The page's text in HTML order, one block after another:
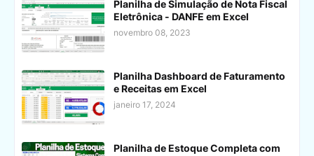
Planilha de Simulação de Nota Fiscal
Eletrônica - DANFE em Excel
novembro 08, 2023
Planilha Dashboard de Faturamento
e Receitas em Excel
janeiro 17, 2024
Planilha de Estoque Completa com